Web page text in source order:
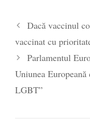
Dacă vaccinul
vaccinat cu
Parlamentul
Uniunea
LGBT”